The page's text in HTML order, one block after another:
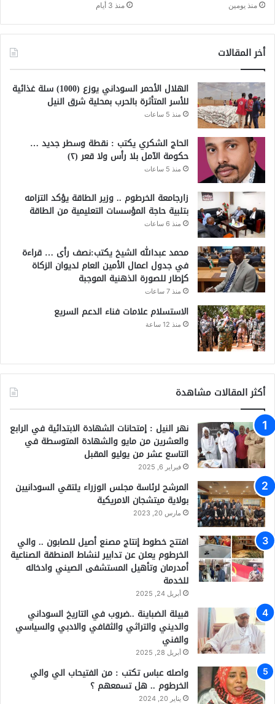
منذ يومين منذ 3 أيام
أخر المقالات
الهلال الأحمر السوداني يوزع (1000) سلة غذائية
للأسر المتأثرة بالحرب بمحلية شرق النيل
منذ 5 ساعات
الحاج الشكري يكتب : نقطة وسطر جديد …
حكومة الآمل بلا رأس ولا قعر (٢)
منذ 5 ساعات
زارجامعة الخرطوم .. وزير الطاقة يؤكد التزامه
بتلبية حاجة المؤسسات التعليمية من الطاقة
منذ 6 ساعات
محمد عبدالله الشيخ يكتب:نصف رأى … قراءة
في جدول اعمال الأمين العام لديوان الزكاة
كإطار للصورة الذهنية الموجبة
منذ 7 ساعات
الاستسلام علامات فناء الدعم السريع
منذ 12 ساعة
أكثر المقالات مشاهدة
نهر النيل : إمتحانات الشهادة الابتدائية في الرابع
والعشرين من مايو والشهادة المتوسطة في
التاسع عشر من يوليو المقبل
فبراير 6, 2025
المرشح لرئاسة مجلس الوزراء يلتقي السودانيين
بولاية ميتشجان الامريكية
مارس 20, 2023
افتتح خطوط إنتاج مصنع أصيل للصابون .. والي
الخرطوم يعلن عن تدابير لنشاط المنطقة الصناعية
أمدرمان وتأهيل المستشفى الصيني وادخاله
للخدمة
أبريل 24, 2025
قبيلة الضباينة ..ضروب في التاريخ السوداني
والديني والتراثي والثقافي والادبي والسياسي
والفني
أبريل 28, 2025
واصله عباس تكتب : من الفتيحاب الي والي
الخرطوم .. هل تسمعهم ؟
يناير 20, 2024